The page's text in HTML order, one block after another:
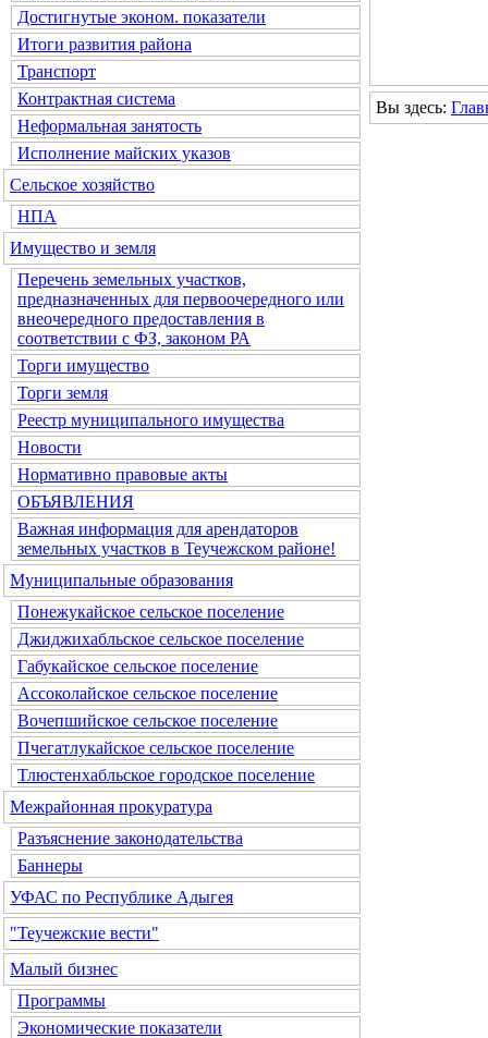
Достигнутые эконом. показатели
Итоги развития района
Транспорт
Контрактная система
Неформальная занятость
Исполнение майских указов
Сельское хозяйство
НПА
Имущество и земля
Перечень земельных участков,
предназначенных для первоочередного или
внеочередного предоставления в
соответствии с ФЗ, законом РА
Торги имущество
Торги земля
Реестр муниципального имущества
Новости
Нормативно правовые акты
ОБЪЯВЛЕНИЯ
Важная информация для арендаторов
земельных участков в Теучежском районе!
Муниципальные образования
Понежукайское сельское поселение
Джиджихабльское сельское поселение
Габукайское сельское поселение
Ассоколайское сельское поселение
Вочепшийское сельское поселение
Пчегатлукайское сельское поселение
Тлюстенхабльское городское поселение
Межрайонная прокуратура
Разъяснение законодательства
Баннеры
УФАС по Республике Адыгея
"Теучежские вести"
Малый бизнес
Программы
Экономические показатели
Вы здесь: